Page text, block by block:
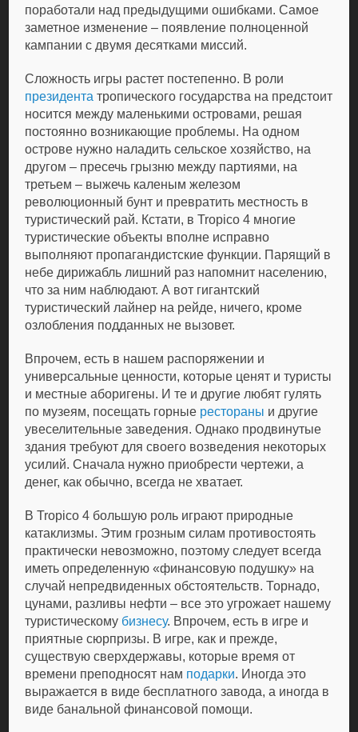
поработали над предыдущими ошибками. Самое
заметное изменение – появление полноценной
кампании с двумя десятками миссий.
Сложность игры растет постепенно. В роли
президента тропического государства на предстоит
носится между маленькими островами, решая
постоянно возникающие проблемы. На одном
острове нужно наладить сельское хозяйство, на
другом – пресечь грызню между партиями, на
третьем – выжечь каленым железом
революционный бунт и превратить местность в
туристический рай. Кстати, в Tropico 4 многие
туристические объекты вполне исправно
выполняют пропагандистские функции. Парящий в
небе дирижабль лишний раз напомнит населению,
что за ним наблюдают. А вот гигантский
туристический лайнер на рейде, ничего, кроме
озлобления подданных не вызовет.
Впрочем, есть в нашем распоряжении и
универсальные ценности, которые ценят и туристы
и местные аборигены. И те и другие любят гулять
по музеям, посещать горные рестораны и другие
увеселительные заведения. Однако продвинутые
здания требуют для своего возведения некоторых
усилий. Сначала нужно приобрести чертежи, а
денег, как обычно, всегда не хватает.
В Tropico 4 большую роль играют природные
катаклизмы. Этим грозным силам противостоять
практически невозможно, поэтому следует всегда
иметь определенную «финансовую подушку» на
случай непредвиденных обстоятельств. Торнадо,
цунами, разливы нефти – все это угрожает нашему
туристическому бизнесу. Впрочем, есть в игре и
приятные сюрпризы. В игре, как и прежде,
существую сверхдержавы, которые время от
времени преподносят нам подарки. Иногда это
выражается в виде бесплатного завода, а иногда в
виде банальной финансовой помощи.